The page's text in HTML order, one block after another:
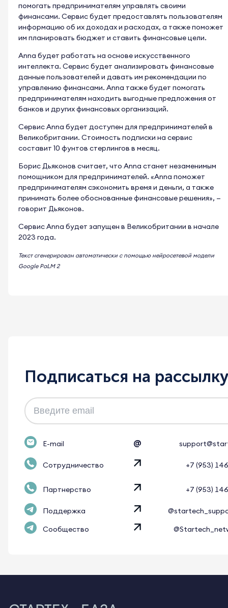
помогать предпринимателям управлять своими
финансами. Сервис будет предоставлять пользователям
информацию об их доходах и расходах, а также поможет
им планировать бюджет и ставить финансовые цели.
Anna будет работать на основе искусственного
интеллекта. Сервис будет анализировать финансовые
данные пользователей и давать им рекомендации по
управлению финансами. Anna также будет помогать
предпринимателям находить выгодные предложения от
банков и других финансовых организаций.
Сервис Anna будет доступен для предпринимателей в
Великобритании. Стоимость подписки на сервис
составит 10 фунтов стерлингов в месяц.
Борис Дьяконов считает, что Anna станет незаменимым
помощником для предпринимателей. «Anna поможет
предпринимателям сэкономить время и деньги, а также
принимать более обоснованные финансовые решения», —
говорит Дьяконов.
Сервис Anna будет запущен в Великобритании в начале
2023 года.
Текст сгенерирован автоматически с помощью нейросетевой модели
Google PaLM 2
Подписаться на рассылку
E-mail @
Сотрудничество +7 (953)
Партнерство +7 (953)
Поддержка
Сообщество